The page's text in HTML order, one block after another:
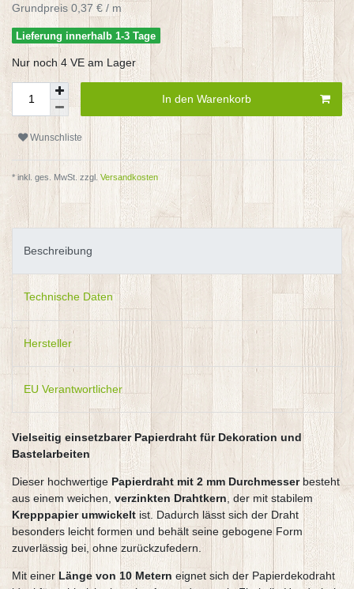
Grundpreis 0,37 € / m
Lieferung innerhalb 1-3 Tage
Nur noch 4 VE am Lager
In den Warenkorb
Wunschliste
* inkl. ges. MwSt. zzgl. Versandkosten
Beschreibung
Technische Daten
Hersteller
EU Verantwortlicher
Vielseitig einsetzbarer Papierdraht für Dekoration und
Bastelarbeiten
Dieser hochwertige Papierdraht mit 2 mm Durchmesserbesteht
aus einem weichen, verzinkten Drahtkern, der mit stabilem
Krepppapier umwickelt ist. Dadurch lässt sich der Draht
besonders leicht formen und behält seine gebogene Form
zuverlässig bei, ohne zurückzufedern.
Mit einer Länge von 10 Metern eignet sich der Papierdekodraht